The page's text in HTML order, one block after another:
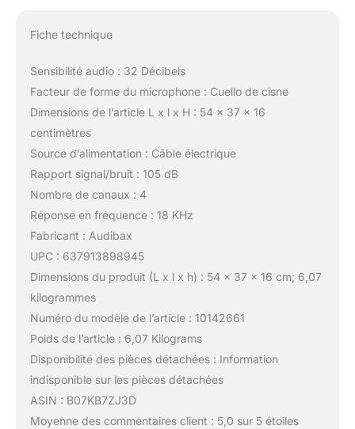
Fiche technique
Sensibilité audio : 32 Décibels
Facteur de forme du microphone : Cuello de cisne
Dimensions de l’article L x l x H : 54 x 37 x 16
centimètres
Source d’alimentation : Câble électrique
Rapport signal/bruit : 105 dB
Nombre de canaux : 4
Réponse en fréquence : 18 KHz
Fabricant : Audibax
UPC : 637913898945
Dimensions du produit (L x l x h) : 54 x 37 x 16 cm; 6,07
kilogrammes
Numéro du modèle de l’article : 10142661
Poids de l’article : 6,07 Kilograms
Disponibilité des pièces détachées : Information
indisponible sur les pièces détachées
ASIN : B07KB7ZJ3D
Moyenne des commentaires client : 5,0 sur 5 étoiles